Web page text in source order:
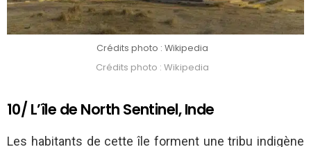
Crédits photo : Wikipedia
Crédits photo : Wikipedia
10/ L’île de North Sentinel, Inde
Les habitants de cette île forment une tribu indigène